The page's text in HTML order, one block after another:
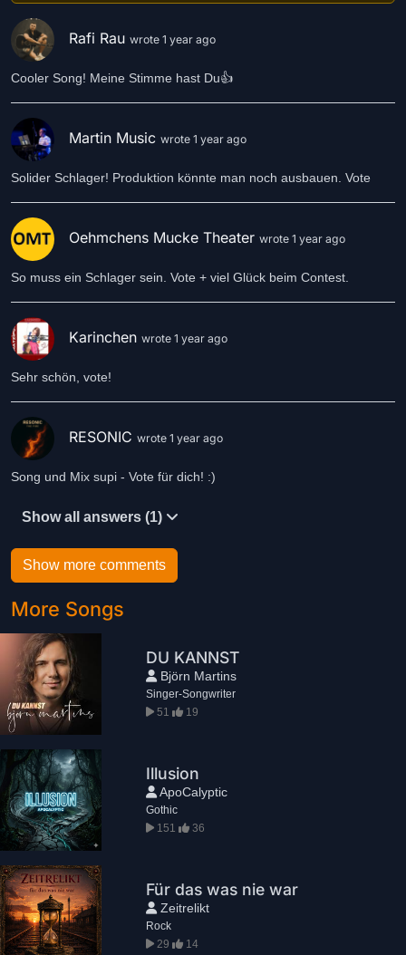
Rafi Rau wrote 1 year ago
Cooler Song! Meine Stimme hast Du👍
Martin Music wrote 1 year ago
Solider Schlager! Produktion könnte man noch ausbauen. Vote
Oehmchens Mucke Theater wrote 1 year ago
So muss ein Schlager sein. Vote + viel Glück beim Contest.
Karinchen wrote 1 year ago
Sehr schön, vote!
RESONIC wrote 1 year ago
Song und Mix supi - Vote für dich! :)
Show all answers (1)
Show more comments
More Songs
DU KANNST
Björn Martins
Singer-Songwriter
51
19
Illusion
ApoCalyptic
Gothic
151
36
Für das was nie war
Zeitrelikt
Rock
29
14